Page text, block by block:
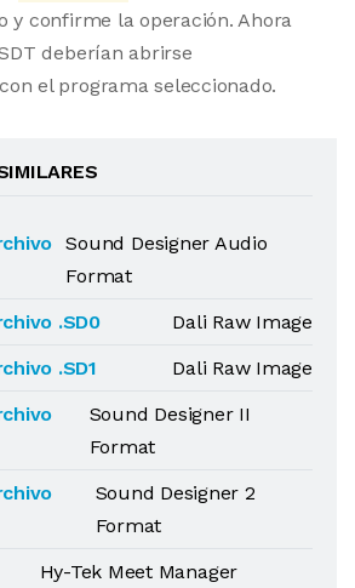
y confirme la operación. Ahora
deberían abrirse
el programa seleccionado.
Sound Designer Audio
Format
.SD0
Dali Raw Image
.SD1
Dali Raw Image
Sound Designer II
Format
Sound Designer 2
Format
Hy-Tek Meet Manager